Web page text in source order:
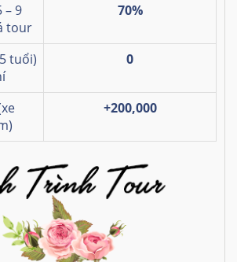
– 9
tour
70%
tuổi)
0
+200,000